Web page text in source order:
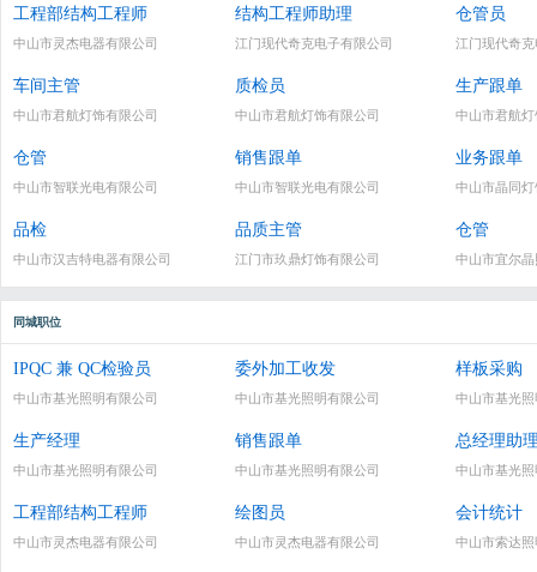
工程部结构工程师
中山市灵杰电器有限公司
结构工程师助理
江门现代奇克电子有限公司
仓管员
江门现代奇
车间主管
中山市君航灯饰有限公司
质检员
中山市君航灯饰有限公司
生产跟单
中山市君航
仓管
中山市智联光电有限公司
销售跟单
中山市智联光电有限公司
业务跟单
中山市晶同
品检
中山市汉吉特电器有限公司
品质主管
江门市玖鼎灯饰有限公司
仓管
中山市宜尔
同城职位
IPQC 兼 QC检验员
中山市基光照明有限公司
委外加工收发
中山市基光照明有限公司
样板采购
中山市基光
生产经理
中山市基光照明有限公司
销售跟单
中山市基光照明有限公司
总经理助
中山市基光
工程部结构工程师
中山市灵杰电器有限公司
绘图员
中山市灵杰电器有限公司
会计统计
中山市索达